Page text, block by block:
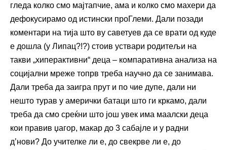
гледа колко смо мајтапчие, ама и колко смо махери да
дефокусирамо од истински проГлеми. Дали позади
коментари на тија што ву саветуев да се врати од куде
е дошла (у Липац?!?) стоив уствари родитељи на
такви „хиперактивни“ деца – компаративна анализа на
социјални мреже топрв треба научно да се занимава.
Дали треба да заигра прут и по чие дупе, дали ни
нешто турав у амерички батаци што ги кркамо, дали
треба да смо среќни што још увек има маалски деца
кои правив џагор, макар до 3 сабајле и у радни
д’нови? До учителке ли е, до свекрве ли е, до